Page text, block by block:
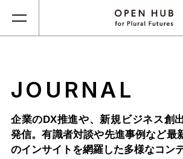
JOURNAL
企業のDX推進や、新規ビジネス創
発信。有識者対談や先進事例など最
のインサイトを網羅した多様なコン